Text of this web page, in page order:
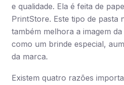
e qualidade. Ela é feita de
PrintStore. Este tipo de pasta
também melhora a imagem
como um brinde especial,
da marca.
Existem quatro razões